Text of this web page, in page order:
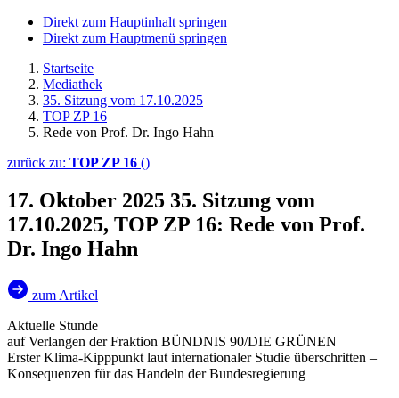
Direkt zum Hauptinhalt springen
Direkt zum Hauptmenü springen
Startseite
Mediathek
35. Sitzung vom 17.10.2025
TOP ZP 16
Rede von Prof. Dr. Ingo Hahn
zurück zu: TOP ZP 16 ()
17. Oktober 2025 35. Sitzung vom
17.10.2025, TOP ZP 16: Rede von Prof.
Dr. Ingo Hahn
zum Artikel
Aktuelle Stunde
auf Verlangen der Fraktion BÜNDNIS 90/DIE GRÜNEN
Erster Klima-Kipppunkt laut internationaler Studie überschritten –
Konsequenzen für das Handeln der Bundesregierung